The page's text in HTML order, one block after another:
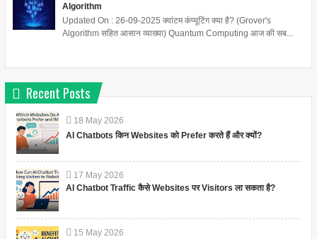
Algorithm
Updated On : 26-09-2025 क्वांटम कंप्यूटिंग क्या है? (Grover's
Algorithm सहित आसान व्याख्या) Quantum Computing आज की सब...
Recent Posts
18 May 2026
AI Chatbots किन Websites को Prefer करते हैं और क्यों?
17 May 2026
AI Chatbot Traffic कैसे Websites पर Visitors ला सकता है?
15 May 2026